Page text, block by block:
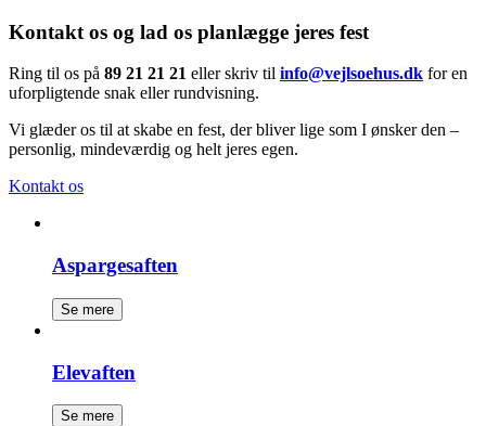
Kontakt os og lad os planlægge jeres fest
Ring til os på 89 21 21 21 eller skriv til info@vejlsoehus.dk for en
uforpligtende snak eller rundvisning.
Vi glæder os til at skabe en fest, der bliver lige som I ønsker den –
personlig, mindeværdig og helt jeres egen.
Kontakt os
Aspargesaften
Se mere
Elevaften
Se mere